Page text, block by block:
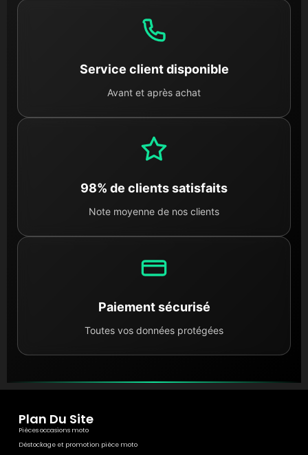
Service client disponible
Avant et après achat
98% de clients satisfaits
Note moyenne de nos clients
Paiement sécurisé
Toutes vos données protégées
Plan Du Site
Pièces occasions moto
Déstockage et promotion pièce moto